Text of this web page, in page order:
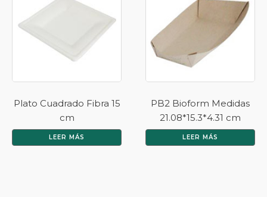
Plato Cuadrado Fibra 15
cm
LEER MÁS
PB2 Bioform Medidas
21.08*15.3*4.31 cm
LEER MÁS